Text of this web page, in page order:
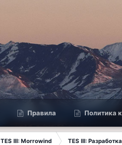
Правила Политика
TES III: Morrowind TES III: